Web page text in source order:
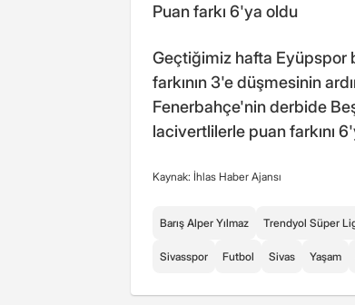
Puan farkı 6'ya oldu
Geçtiğimiz hafta Eyüpspor
farkının 3'e düşmesinin
Fenerbahçe'nin derbide
lacivertlilerle puan farkını
Kaynak: İhlas Haber Ajansı
Barış Alper Yılmaz Trendyol Süper
Sivasspor Futbol Sivas Yaşam